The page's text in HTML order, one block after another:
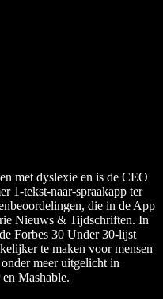
met dyslexie en is de CEO
1-tekst-naar-spraakapp ter
die in de App
Nieuws & Tijdschriften. In
Forbes 30 Under 30-lijst
te maken voor mensen
meer uitgelicht in
Mashable.